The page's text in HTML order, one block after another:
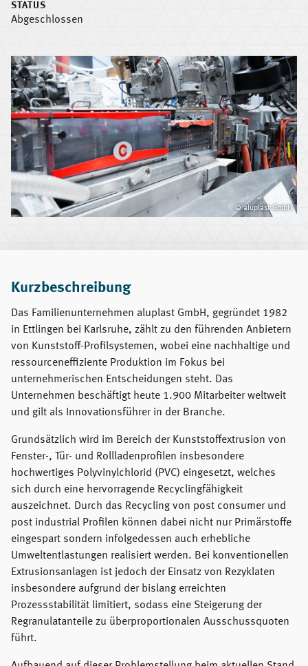
STATUS
Abgeschlossen
© aluplast GmbH
Kurzbeschreibung
Das Familienunternehmen aluplast GmbH, gegründet 1982
in Ettlingen bei Karlsruhe, zählt zu den führenden Anbietern
von Kunststoff-Profilsystemen, wobei eine nachhaltige und
ressourceneffiziente Produktion im Fokus bei
unternehmerischen Entscheidungen steht. Das
Unternehmen beschäftigt heute 1.900 Mitarbeiter weltweit
und gilt als Innovationsführer in der Branche.
Grundsätzlich wird im Bereich der Kunststoffextrusion von
Fenster-, Tür- und Rollladenprofilen insbesondere
hochwertiges Polyvinylchlorid (PVC) eingesetzt, welches
sich durch eine hervorragende Recyclingfähigkeit
auszeichnet. Durch das Recycling von post consumer und
post industrial Profilen können dabei nicht nur Primärstoffe
eingespart sondern infolgedessen auch erhebliche
Umweltentlastungen realisiert werden. Bei konventionellen
Extrusionsanlagen ist jedoch der Einsatz von Rezyklaten
insbesondere aufgrund der bislang erreichten
Prozessstabilität limitiert, sodass eine Steigerung der
Regranulatanteile zu überproportionalen Ausschussquoten
führt.